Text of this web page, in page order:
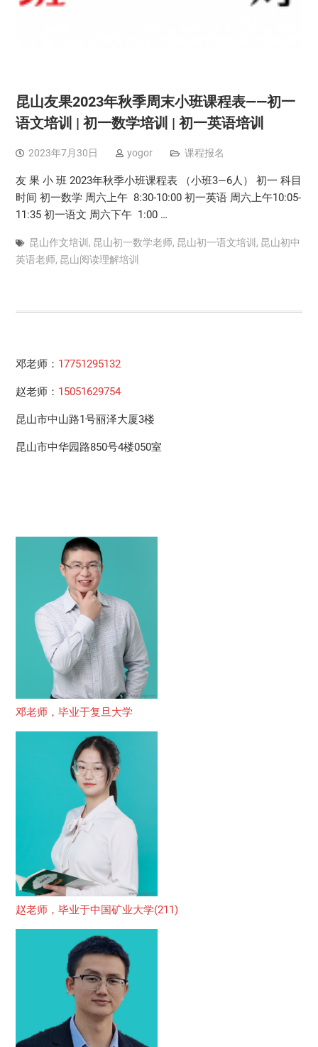
昆山友果2023年秋季周末小班课程表——初一
语文培训 | 初一数学培训 | 初一英语培训
2023年7月30日 yogor 课程报名
友 果 小 班 2023年秋季小班课程表 （小班3—6人） 初一 科目
时间 初一数学 周六上午 8:30-10:00 初一英语 周六上午10:05-
11:35 初一语文 周六下午 1:00 …
昆山作文培训 , 昆山初一数学老师, 昆山初一语文培训 , 昆山初中
英语老师, 昆山阅读理解培训
邓老师： 17751295132
赵老师： 15051629754
昆山市中山路1号丽泽大厦3楼
昆山市中华园路850号4楼050室
邓老师，毕业于复旦大学
赵老师，毕业于中国矿业大学(211)